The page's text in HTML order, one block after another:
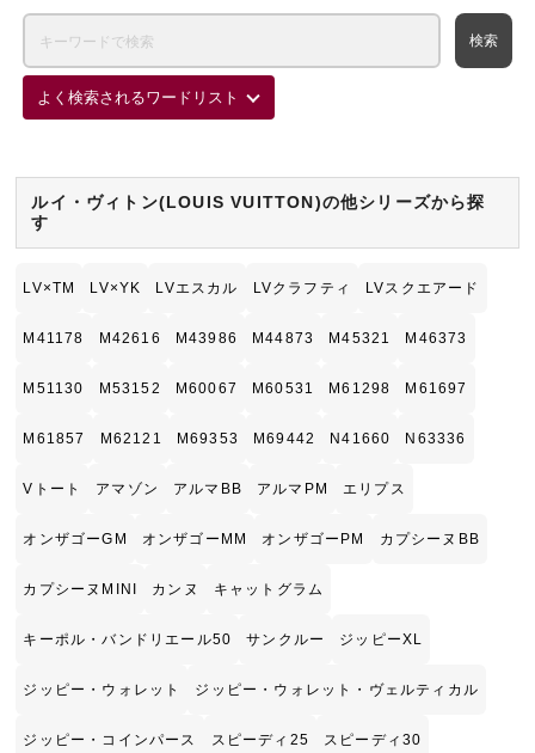
よく検索されるワードリスト
ルイ・ヴィトン(LOUIS VUITTON)の他シリーズから探
す
LV×TM LV×YK LVエスカル LVクラフティ LVスクエアード
M41178 M42616 M43986 M44873 M45321 M46373
M51130 M53152 M60067 M60531 M61298 M61697
M61857 M62121 M69353 M69442 N41660 N63336
Vトート アマゾン アルマBB アルマPM エリプス
オンザゴーGM オンザゴーMM オンザゴーPM カプシーヌBB
カプシーヌMINI カンヌ キャットグラム
キーポル・バンドリエール50 サンクルー ジッピーXL
ジッピー・ウォレット ジッピー・ウォレット・ヴェルティカル
ジッピー・コインパース スピーディ25 スピーディ30